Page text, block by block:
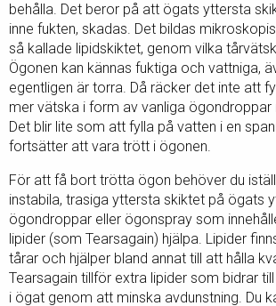
behålla. Det beror på att ögats yttersta
inne fukten, skadas. Det bildas
så kallade lipidskiktet, genom vilka
Ögonen kan kännas fuktiga och vattniga,
egentligen är torra. Då räcker det inte att
mer vätska i form av vanliga ögondroppar
Det blir lite som att fylla på vatten i en
fortsätter att vara trött i ögonen.
För att få bort trötta ögon behöver du
instabila, trasiga yttersta skiktet på ögats
ögondroppar eller ögonspray som
lipider (som Tearsagain) hjälpa. Lipider
tårar och hjälper bland annat till att hålla
Tearsagain tillför extra lipider som bidrar
i ögat genom att minska avdunstning. Du